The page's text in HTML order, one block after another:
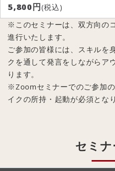
5,800円(税込)
※このセミナーは、双方向の
進行いたします。
ご参加の皆様には、スキルを
クを通して発言をしながらア
ります。
※Zoomセミナーでのご参加
イクの所持・起動が必須とな
セミナ